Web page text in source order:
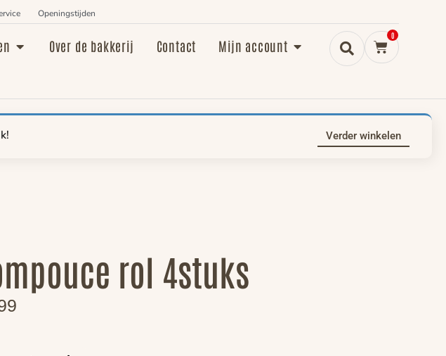
Openingstijden
Over de bakkerij Contact Mijn account
0
Verder winkelen
rol 4stuks